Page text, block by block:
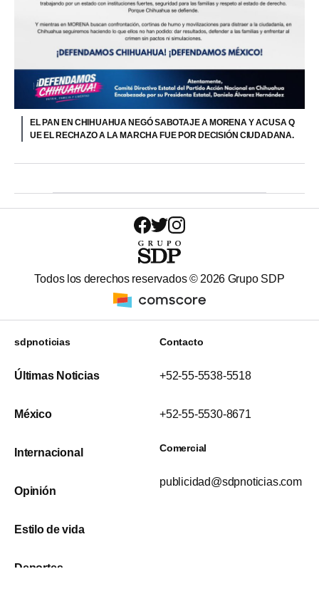
EL PAN EN CHIHUAHUA NEGÓ SABOTAJE A MORENA Y ACUSA Q
UE EL RECHAZO A LA MARCHA FUE POR DECISIÓN CIUDADANA.
Todos los derechos reservados © 2026 Grupo SDP
sdpnoticias
Últimas Noticias
México
Internacional
Opinión
Estilo de vida
Deportes
Contacto
+52-55-5538-5518
+52-55-5530-8671
Comercial
publicidad@sdpnoticias.com